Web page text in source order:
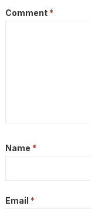
Comment *
Name *
Email *